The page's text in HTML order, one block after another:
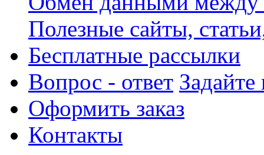
Полезные сайты,
Бесплатные рассылки
Вопрос - ответ
Оформить заказ
Контакты